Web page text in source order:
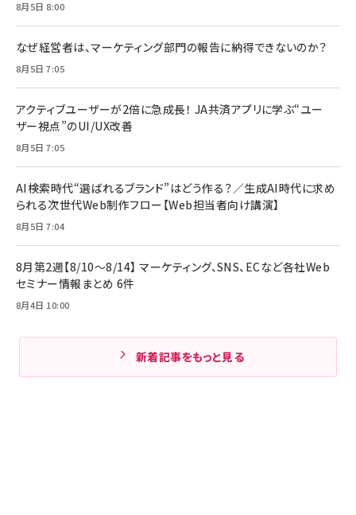
8月5日 8:00
なぜ経営者は、マーケティング部門の報告に納得できないのか？
8月5日 7:05
アクティブユーザーが2倍に急成長！ JA共済アプリに学ぶ“ユー
ザー視点”のUI/UX改善
8月5日 7:05
AI検索時代“選ばれるブランド”はどう作る？／生成AI時代に求め
られる次世代Web制作フロー【Web担当者向け講演】
8月5日 7:04
8月第2週【8/10～8/14】 マーケティング、SNS、ECなど各社Web
セミナー情報まとめ 6件
8月4日 10:00
新着記事をもっと見る